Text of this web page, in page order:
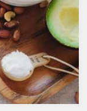
を値を抑え心臓病の
するということを
したが、ケルセチン
ウィルス作用があり
の闘いを促進する可
と言われています。
力の維持に重要な働
鉛との相乗効果もあ
れています。今回
ルセチンの健康効果